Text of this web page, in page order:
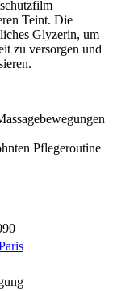
Teint. Die
Glyzerin, um
zu versorgen und
Pflegeroutine